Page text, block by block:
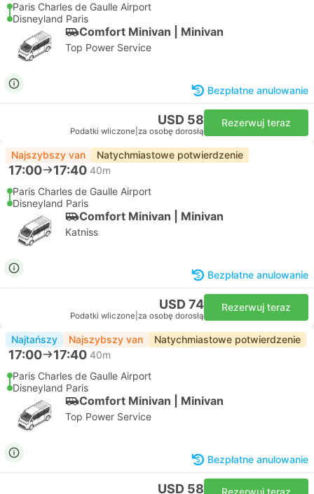
Paris Charles de Gaulle Airport
Disneyland Paris
Comfort Minivan | Minivan
Top Power Service
Bezpłatne anulowanie
USD 58
Podatki wliczone za osobę dorosłą
Rezerwuj teraz
Najszybszy van Natychmiastowe potwierdzenie
17:00 17:40 40m
Paris Charles de Gaulle Airport
Disneyland Paris
Comfort Minivan | Minivan
Katniss
Bezpłatne anulowanie
USD 74
Podatki wliczone za osobę dorosłą
Rezerwuj teraz
Najtańszy Najszybszy van Natychmiastowe potwierdzenie
17:00 17:40 40m
Paris Charles de Gaulle Airport
Disneyland Paris
Comfort Minivan | Minivan
Top Power Service
Bezpłatne anulowanie
USD 58 Rezerwuj teraz